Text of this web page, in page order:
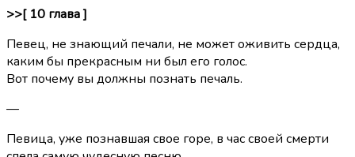
>>[ 10 глава ]
Певец, не знающий печали, не может оживить сердца,
каким бы прекрасным ни был его голос.
Вот почему вы должны познать печаль.
—
Певица, уже познавшая свое горе, в час своей смерти